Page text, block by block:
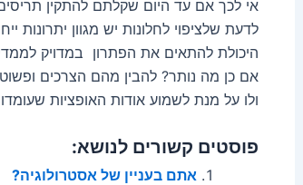
אי לכך אם עד היום שקלתם להתקין
לדעת שלציפוי לחלונות יש מגוון יתרונות
היכולת להתאים את הפתרון במדויק לממדי
אם כן מה נותר? להבין מהם הצרכים
ולו על מנת לשמוע אודות האופציות
פוסטים קשורים לנושא:
אתם בעניין של אסטרולוגיה?